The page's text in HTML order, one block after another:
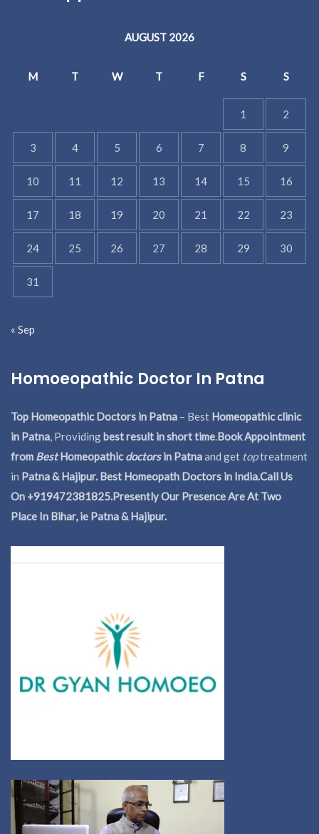
AUGUST 2026
M T W T F S S
1 2
3 4 5 6 7 8 9
10 11 12 13 14 15 16
17 18 19 20 21 22 23
24 25 26 27 28 29 30
31
« Sep
Homoeopathic Doctor In Patna
Top Homeopathic Doctors in Patna – Best Homeopathic clinic
in Patna, Providingbest result in short time.Book Appointment
from BestHomeopathicdoctorsin Patnaand get toptreatment
in Patna & Hajipur. Best Homeopath Doctors in India.Call Us
On +919472381825.Presently Our Presence Are At Two
Place In Bihar, ie Patna & Hajipur.